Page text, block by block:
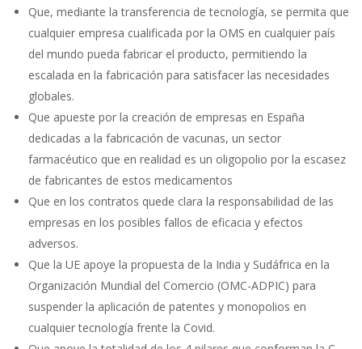
Que, mediante la transferencia de tecnología, se permita que
cualquier empresa cualificada por la OMS en cualquier país
del mundo pueda fabricar el producto, permitiendo la
escalada en la fabricación para satisfacer las necesidades
globales.
Que apueste por la creación de empresas en España
dedicadas a la fabricación de vacunas, un sector
farmacéutico que en realidad es un oligopolio por la escasez
de fabricantes de estos medicamentos
Que en los contratos quede clara la responsabilidad de las
empresas en los posibles fallos de eficacia y efectos
adversos.
Que la UE apoye la propuesta de la India y Sudáfrica en la
Organización Mundial del Comercio (OMC-ADPIC) para
suspender la aplicación de patentes y monopolios en
cualquier tecnología frente la Covid.